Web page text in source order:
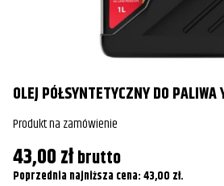
OLEJ PÓŁSYNTETYCZNY DO
Produkt na zamówienie
43,00złbrutto
Poprzednia najniższa cena:43,00 zł.